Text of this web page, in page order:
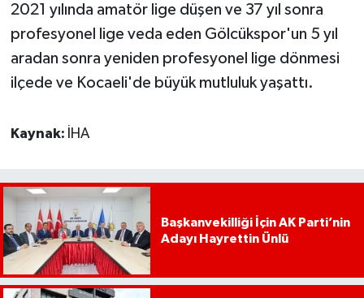
2021 yılında amatör lige düşen ve 37 yıl sonra
profesyonel lige veda eden Gölcükspor'un 5 yıl
aradan sonra yeniden profesyonel lige dönmesi
ilçede ve Kocaeli'de büyük mutluluk yaşattı.
Kaynak: İHA
Başkanvekilliği İçin AK Parti’nin
Adayı Hayrettin Ünlü